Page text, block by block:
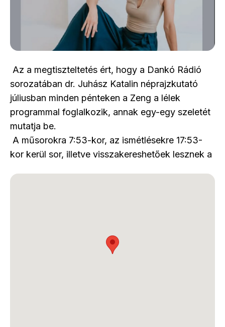
Az a megtiszteltetés ért, hogy a Dankó Rádió
sorozatában dr. Juhász Katalin néprajzkutató
júliusban minden pénteken a Zeng a lélek
programmal foglalkozik, annak egy-egy szeletét
mutatja be.
A műsorokra 7:53-kor, az ismétlésekre 17:53-
kor kerül sor, illetve visszakereshetőek lesznek a